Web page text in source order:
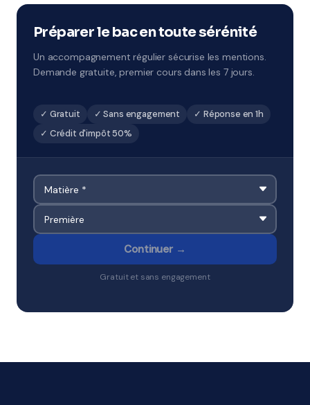
examens à Corbeil-Essonnes.
Préparer le bac en toute sérénité
Un accompagnement régulier sécurise les mentions.
Demande gratuite, premier cours dans les 7 jours.
✓ Gratuit ✓ Sans engagement
✓ Réponse en 1h
✓ Crédit d'impôt 50%
Continuer →
Gratuit et sans engagement